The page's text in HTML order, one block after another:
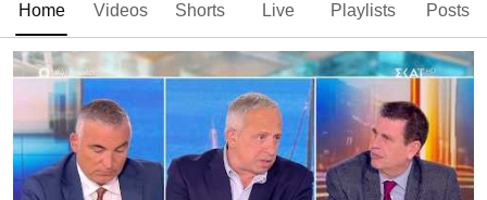
Home Videos Shorts Live Playlists Posts